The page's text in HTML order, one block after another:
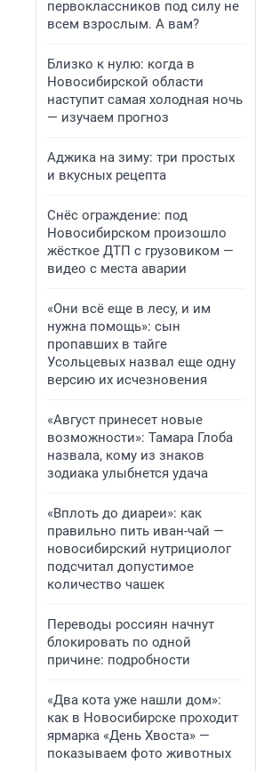
первоклассников под силу не
всем взрослым. А вам?
Близко к нулю: когда в
Новосибирской области
наступит самая холодная ночь
— изучаем прогноз
Аджика на зиму: три простых
и вкусных рецепта
Снёс ограждение: под
Новосибирском произошло
жёсткое ДТП с грузовиком —
видео с места аварии
«Они всё еще в лесу, и им
нужна помощь»: сын
пропавших в тайге
Усольцевых назвал еще одну
версию их исчезновения
«Август принесет новые
возможности»: Тамара Глоба
назвала, кому из знаков
зодиака улыбнется удача
«Вплоть до диареи»: как
правильно пить иван-чай —
новосибирский нутрициолог
подсчитал допустимое
количество чашек
Переводы россиян начнут
блокировать по одной
причине: подробности
«Два кота уже нашли дом»:
как в Новосибирске проходит
ярмарка «День Хвоста» —
показываем фото животных